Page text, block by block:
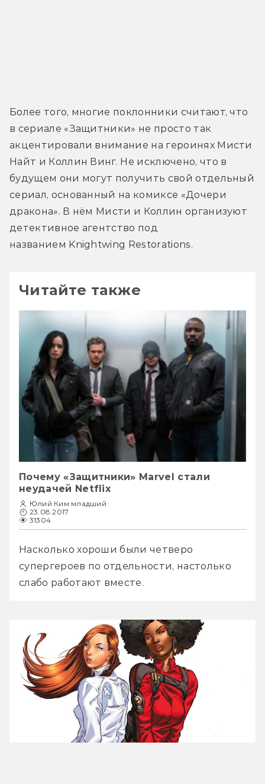
Более того, многие поклонники считают, что
в сериале «Защитники» не просто так
акцентировали внимание на героинях Мисти
Найт и Коллин Винг. Не исключено, что в
будущем они могут получить свой отдельный
сериал, основанный на комиксе «Дочери
дракона». В нём Мисти и Коллин организуют
детективное агентство под
названием Knightwing Restorations.
Читайте также
Почему «Защитники» Marvel стали
неудачей Netflix
Юлий Ким младший
23.08.2017
31304
Насколько хороши были четверо
супергероев по отдельности, настолько
слабо работают вместе.